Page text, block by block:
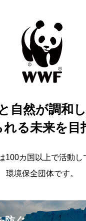
自然が調和
れる未来を目
100カ国以上で活動し
環境保全団体です。